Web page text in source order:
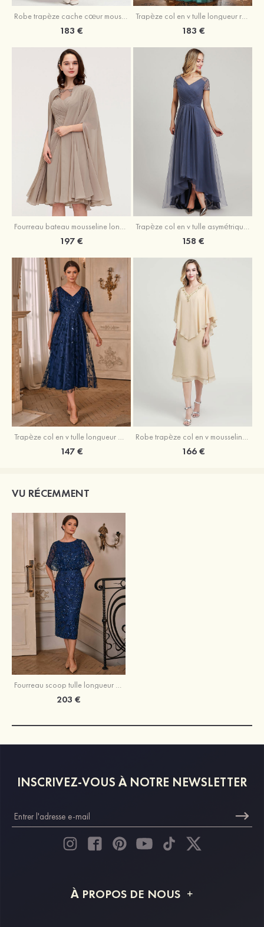
Robe trapèze cache cœur mousseline longueur mollet robe de mère de la mariée avec plissé veste
183 €
Trapèze col en v tulle longueur ras du sol robe de mère de la mariée avec perles paillettes
183 €
Fourreau bateau mousseline longueur genou robe de mère de la mariée avec appliqué plissé veste
197 €
Trapèze col en v tulle asymétrique robe de mère de la mariée
158 €
Trapèze col en v tulle longueur mollet robe de mère de la mariée avec appliqué paillettes ceinture
147 €
Robe trapèze col en v mousseline longueur mollet robe de mère de la mariée avec perle
166 €
VU RÉCEMMENT
203 €
INSCRIVEZ-VOUS À NOTRE NEWSLETTER
À PROPOS DE NOUS